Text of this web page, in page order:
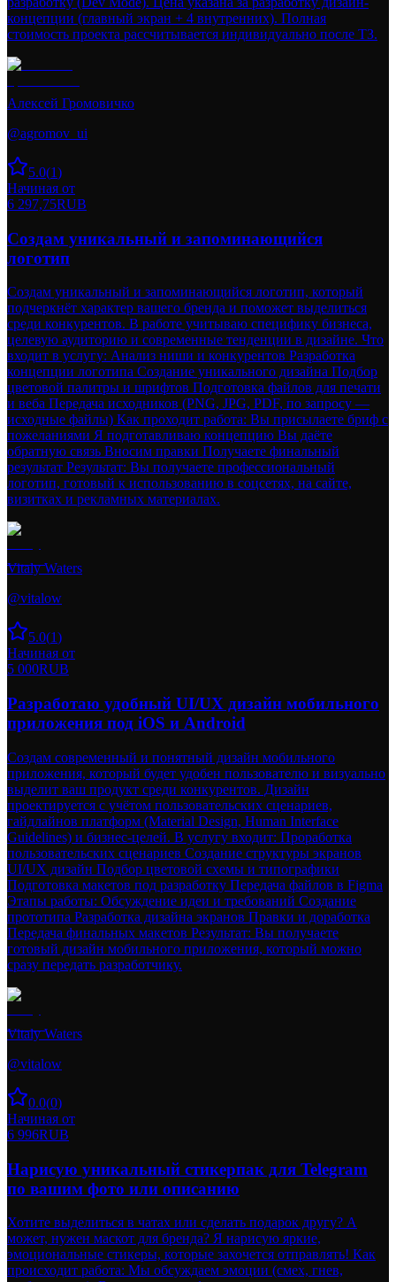
концепции (главный экран + 4 внутренних). Полная
стоимость проекта рассчитывается индивидуально после ТЗ.
Алексей Громовичко
@agromov_ui
5.0(1)
Начиная от
6 297,75RUB
Создам уникальный и запоминающийся
логотип
Создам уникальный и запоминающийся логотип, который
подчеркнёт характер вашего бренда и поможет выделиться
среди конкурентов. В работе учитываю специфику бизнеса,
целевую аудиторию и современные тенденции в дизайне. Что
входит в услугу: Анализ ниши и конкурентов Разработка
концепции логотипа Создание уникального дизайна Подбор
цветовой палитры и шрифтов Подготовка файлов для печати
и веба Передача исходников (PNG, JPG, PDF, по запросу —
исходные файлы) Как проходит работа: Вы присылаете бриф с
пожеланиями Я подготавливаю концепцию Вы даёте
обратную связь Вносим правки Получаете финальный
результат Результат: Вы получаете профессиональный
логотип, готовый к использованию в соцсетях, на сайте,
визитках и рекламных материалах.
Vitaly Waters
@vitalow
5.0(1)
Начиная от
5 000RUB
Разработаю удобный UI/UX дизайн мобильного
приложения под iOS и Android
Создам современный и понятный дизайн мобильного
приложения, который будет удобен пользователю и визуально
выделит ваш продукт среди конкурентов. Дизайн
проектируется с учётом пользовательских сценариев,
гайдлайнов платформ (Material Design, Human Interface
Guidelines) и бизнес-целей. В услугу входит: Проработка
пользовательских сценариев Создание структуры экранов
UI/UX дизайн Подбор цветовой схемы и типографики
Подготовка макетов под разработку Передача файлов в Figma
Этапы работы: Обсуждение идеи и требований Создание
прототипа Разработка дизайна экранов Правки и доработка
Передача финальных макетов Результат: Вы получаете
готовый дизайн мобильного приложения, который можно
сразу передать разработчику.
Vitaly Waters
@vitalow
0.0(0)
Начиная от
6 996RUB
Нарисую уникальный стикерпак для Telegram
по вашим фото или описанию
Хотите выделиться в чатах или сделать подарок другу? А
может, нужен маскот для бренда? Я нарисую яркие,
эмоциональные стикеры, которые захочется отправлять! Как
происходит работа: Мы обсуждаем эмоции (смех, гнев,